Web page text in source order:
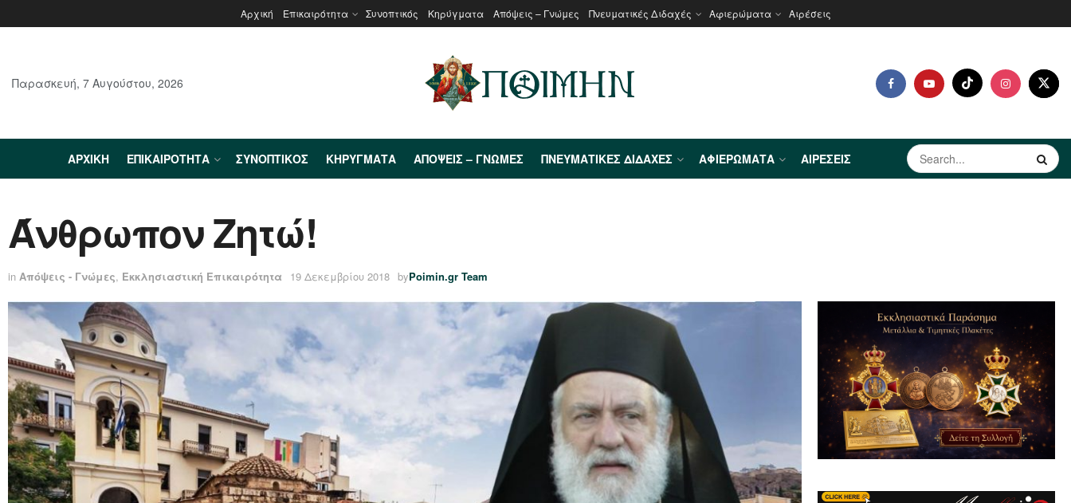
Αρχική Επικαιρότητα Συνοπτικός Κηρύγματα Απόψεις – Γνώμες Πνευματικές Διδαχές Αφιερώματα Αιρέσεις
Παρασκευή, 7 Αυγούστου, 2026
ΑΡΧΙΚΉ ΕΠΙΚΑΙΡΌΤΗΤΑ ΣΥΝΟΠΤΙΚΌΣ ΚΗΡΎΓΜΑΤΑ ΑΠΌΨΕΙΣ – ΓΝΏΜΕΣ ΠΝΕΥΜΑΤΙΚΈΣ ΔΙΔΑΧΈΣ ΑΦΙΕΡΏΜΑΤΑ ΑΙΡΈΣΕΙΣ
Άνθρωπον Ζητώ!
in Απόψεις - Γνώμες, Εκκλησιαστική Επικαιρότητα 19 Δεκεμβρίου 2018 byPoimin.gr Team